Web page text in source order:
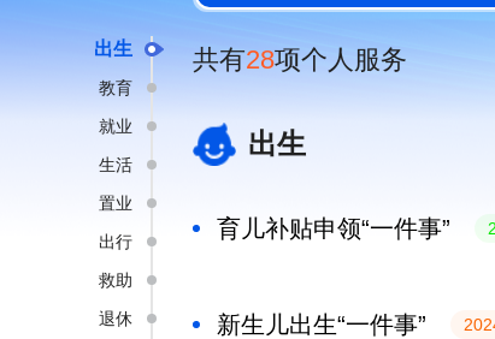
出生
教育
就业
生活
置业
出行
救助
退休
共有28项个人服务
出生
育儿补贴申领“一件事”
新生儿出生“一件事”